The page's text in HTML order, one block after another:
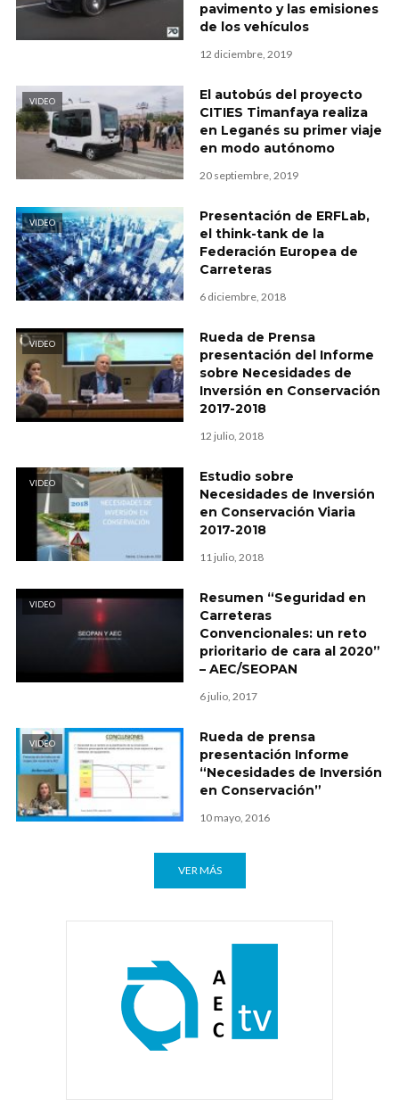
pavimento y las emisiones
de los vehículos
12 diciembre, 2019
VIDEO
El autobús del proyecto
CITIES Timanfaya realiza
en Leganés su primer viaje
en modo autónomo
20 septiembre, 2019
VIDEO
Presentación de ERFLab,
el think-tank de la
Federación Europea de
Carreteras
6 diciembre, 2018
VIDEO
Rueda de Prensa
presentación del Informe
sobre Necesidades de
Inversión en Conservación
2017-2018
12 julio, 2018
VIDEO
Estudio sobre
Necesidades de Inversión
en Conservación Viaria
2017-2018
11 julio, 2018
VIDEO
Resumen “Seguridad en
Carreteras
Convencionales: un reto
prioritario de cara al 2020”
– AEC/SEOPAN
6 julio, 2017
VIDEO
Rueda de prensa
presentación Informe
“Necesidades de Inversión
en Conservación”
10 mayo, 2016
VER MÁS